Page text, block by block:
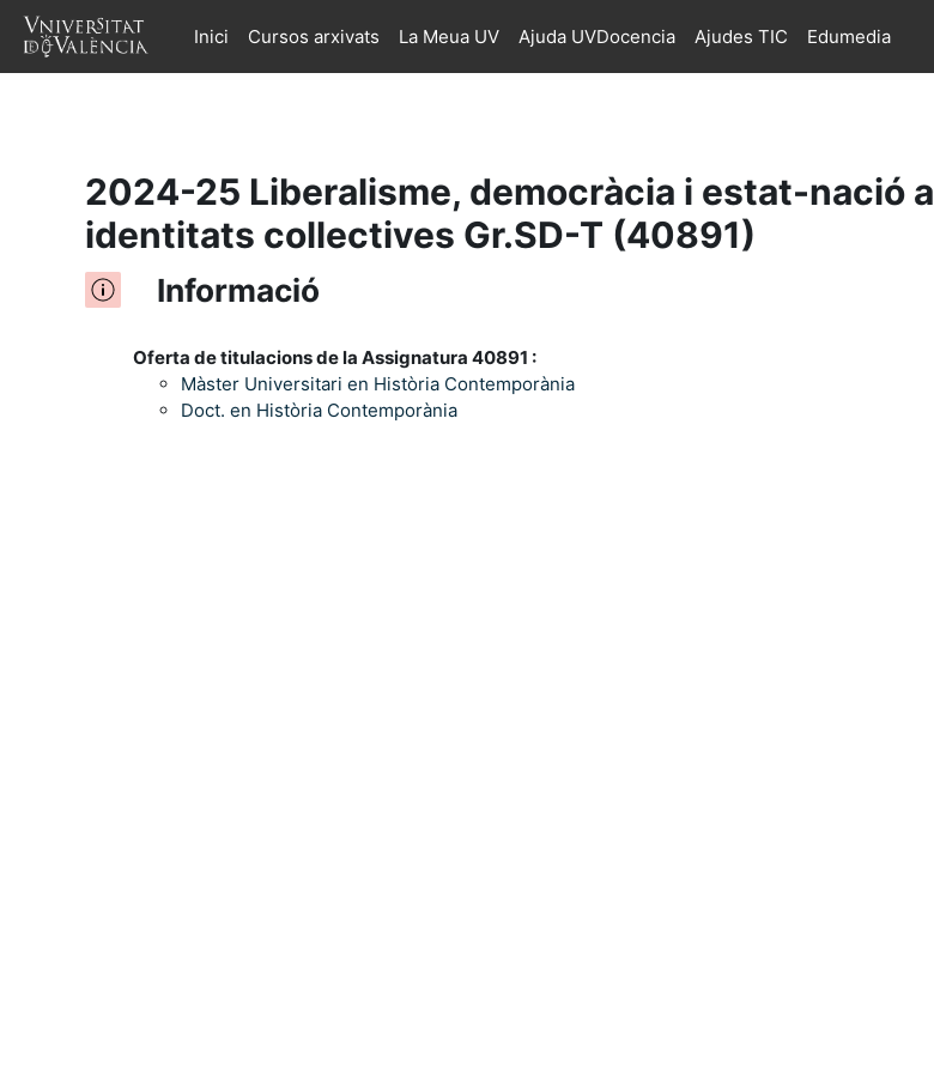
Ves al contingut principalInici Cursos arxivats La Meua UV Ajuda UVDocencia Ajudes TIC Edumedia
2024-25 Liberalisme, democràcia i estat-nació
identitats collectives Gr.SD-T (40891)
Informació
Oferta de titulacions de la Assignatura 40891 :
Màster Universitari en Història Contemporània
Doct. en Història Contemporània